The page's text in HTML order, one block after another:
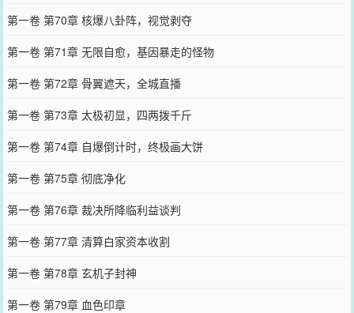
第一卷 第70章 核爆八卦阵，视觉剥夺
第一卷 第71章 无限自愈，基因暴走的怪物
第一卷 第72章 骨翼遮天，全城直播
第一卷 第73章 太极初显，四两拨千斤
第一卷 第74章 自爆倒计时，终极画大饼
第一卷 第75章 彻底净化
第一卷 第76章 裁决所降临利益谈判
第一卷 第77章 清算白家资本收割
第一卷 第78章 玄机子封神
第一卷 第79章 血色印章